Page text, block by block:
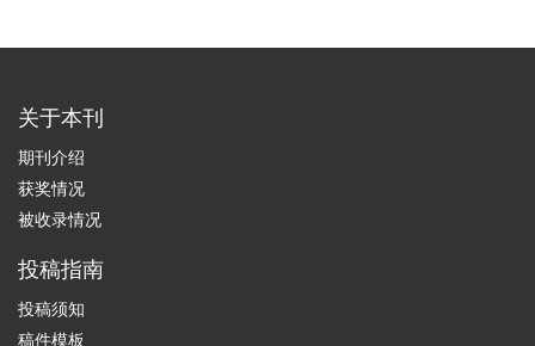
关于本刊
期刊介绍
获奖情况
被收录情况
投稿指南
投稿须知
稿件模板